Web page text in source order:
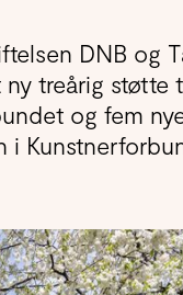
DNB og
treårig støtte
og fem
i